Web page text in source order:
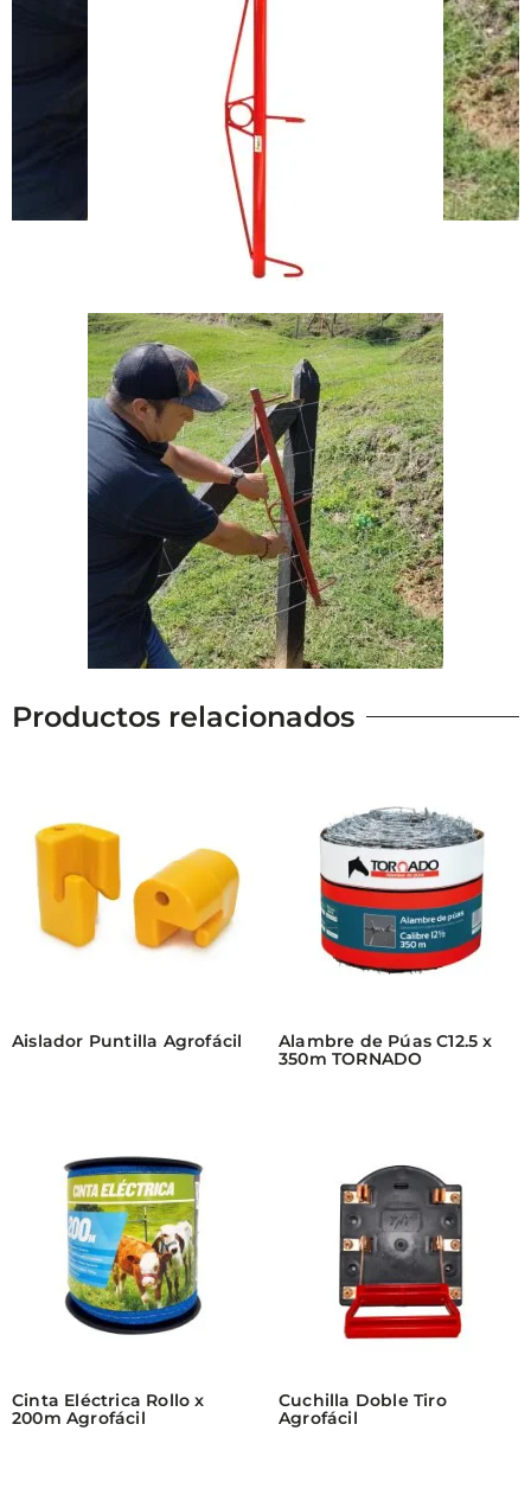
Productos relacionados
Aislador Puntilla Agrofácil
Alambre de Púas C12.5 x
350m TORNADO
Cinta Eléctrica Rollo x
200m Agrofácil
Cuchilla Doble Tiro
Agrofácil